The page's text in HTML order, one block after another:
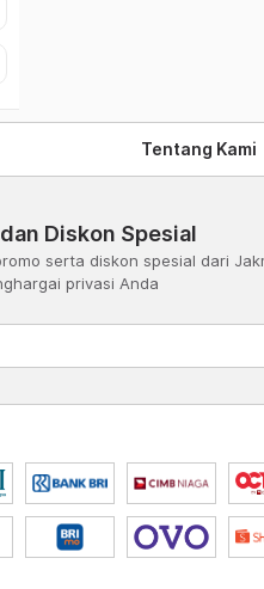
Tentang Kami
Diskon Spesial
serta diskon spesial dari
privasi Anda